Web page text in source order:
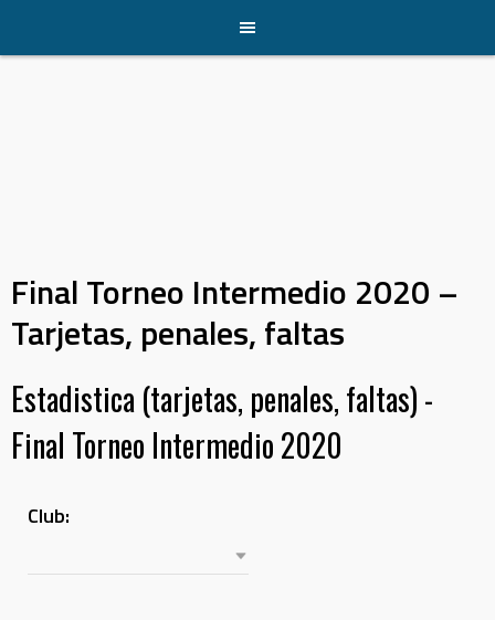
content
Final Torneo Intermedio 2020 –
Tarjetas, penales, faltas
Estadistica (tarjetas, penales, faltas) -
Final Torneo Intermedio 2020
Club: